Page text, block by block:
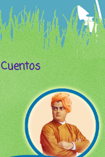
Cuentos